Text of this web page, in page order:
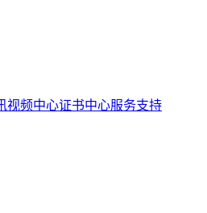
视频中心证书中心服务支持